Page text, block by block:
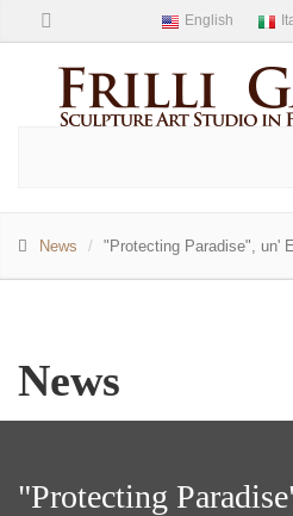
News "Protecting Paradise", un'
News
"Protecting